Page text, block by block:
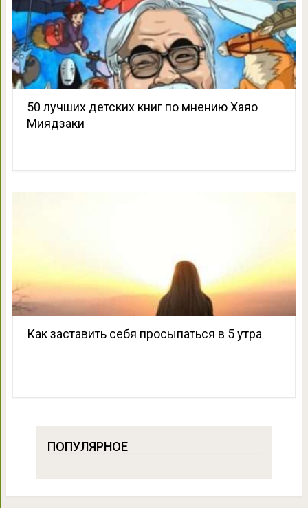
50 лучших детских книг по мнению Хаяо
Миядзаки
Как заставить себя просыпаться в 5 утра
ПОПУЛЯРНОЕ